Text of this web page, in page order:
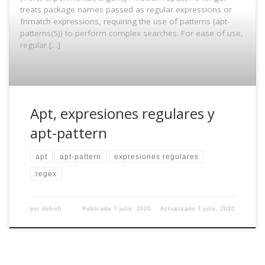
treats package names passed as regular expressions or
fnmatch expressions, requiring the use of patterns (apt-
patterns(5)) to perform complex searches. For ease of use,
regular […]
Apt, expresiones regulares y
apt-pattern
apt apt-pattern expresiones regulares
regex
por debish Publicada7 julio, 2020 Actualizado7 julio, 2020